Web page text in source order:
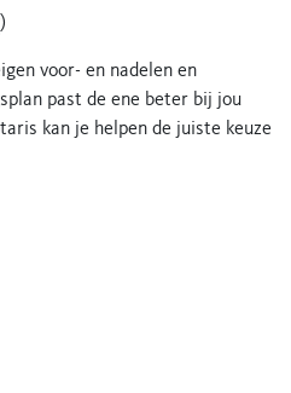
)
voor- en nadelen en
past de ene beter bij jou
kan je helpen de juiste keuze